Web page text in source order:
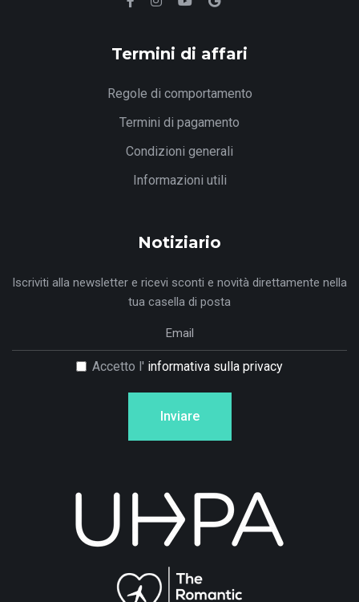
Termini di affari
Regole di comportamento
Termini di pagamento
Condizioni generali
Informazioni utili
Notiziario
Iscriviti alla newsletter e ricevi sconti e novità direttamente nella
tua casella di posta
Accetto l' informativa sulla privacy
Inviare